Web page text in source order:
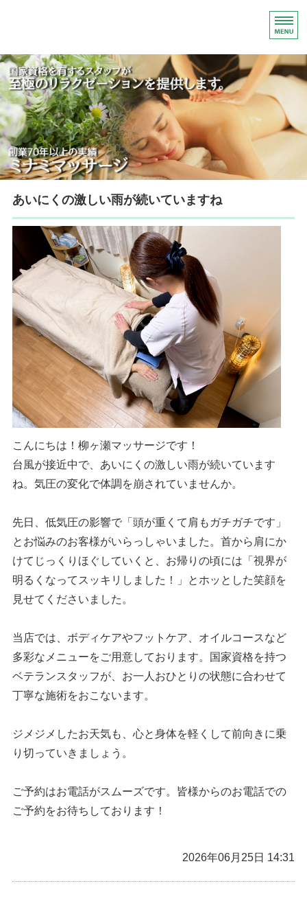
マッサージ・リ
ホーム
メニュー／料金
ご利用案内
店舗概要／アクセス
脱毛サロン柳ヶ瀬
あいにくの激しい雨が続いていますね
こんにちは！柳ヶ瀬マッサージです！
台風が接近中で、あいにくの激しい雨が続いています
ね。気圧の変化で体調を崩されていませんか。
先日、低気圧の影響で「頭が重くて肩もガチガチです」
とお悩みのお客様がいらっしゃいました。首から肩にか
けてじっくりほぐしていくと、お帰りの頃には「視界が
明るくなってスッキリしました！」とホッとした笑顔を
見せてくださいました。
当店では、ボディケアやフットケア、オイルコースなど
多彩なメニューをご用意しております。国家資格を持つ
ベテランスタッフが、お一人おひとりの状態に合わせて
丁寧な施術をおこないます。
ジメジメしたお天気も、心と身体を軽くして前向きに乗
り切っていきましょう。
ご予約はお電話がスムーズです。皆様からのお電話での
ご予約をお待ちしております！
2026年06月25日 14:31